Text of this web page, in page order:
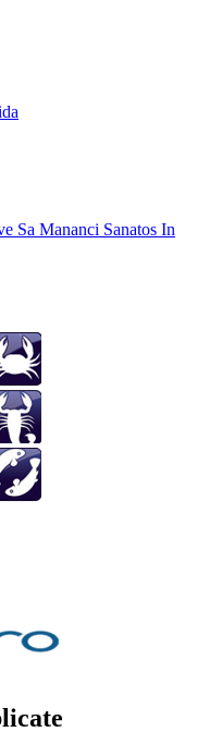
Sa Mananci Sanatos In